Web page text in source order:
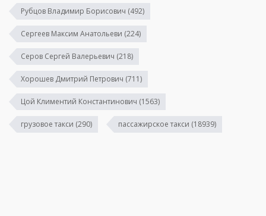
Рубцов Владимир Борисович (492)
Сергеев Максим Анатольеви (224)
Серов Сергей Валерьевич (218)
Хорошев Дмитрий Петрович (711)
Цой Климентий Константинович (1563)
грузовое такси (290) пассажирское такси (18939)